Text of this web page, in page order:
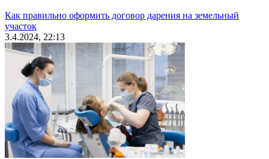
Как правильно оформить договор дарения на земельный
участок
3.4.2024, 22:13